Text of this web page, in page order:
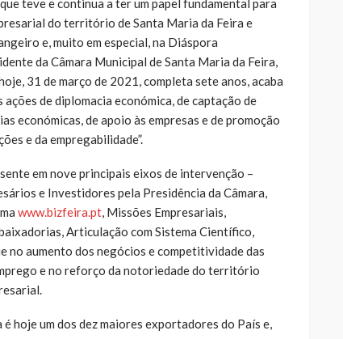
teve e continua a ter um papel fundamental para
do território de Santa Maria da Feira e
e, muito em especial, na Diáspora
da Câmara Municipal de Santa Maria da Feira,
31 de março de 2021, completa sete anos, acaba
ações de diplomacia económica, de captação de
económicas, de apoio às empresas e de promoção
e da empregabilidade”.
em nove principais eixos de intervenção –
e Investidores pela Presidência da Câmara,
www.bizfeira.pt, Missões Empresariais,
Articulação com Sistema Científico,
no aumento dos negócios e competitividade das
e no reforço da notoriedade do território
hoje um dos dez maiores exportadores do País e,